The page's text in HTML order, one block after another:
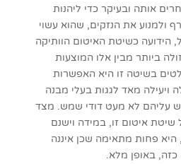
אותה ובעיקר כדי ליהנות
ולמנוע את הנזקים, שהוא עשוי
כשיטת האיטום הוותיקה
ביותר מבין אלו המוצעות
בשיטה זו היא האפשרות
ויעילה מאד לגגות בעלי מבנה
עליהם לא מעט דודי שמש. מצד
שיטת איטום זו, במידה וישנם
פחות מתאימה שכן איננה
באופן מלא.